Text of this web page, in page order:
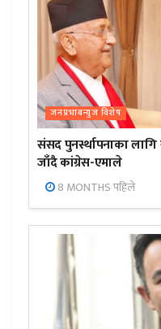
जनप्रभाबन्युज विशेष
संसद पुनर्स्थापनाका
जाँदै कांग्रेस-एमाले
8 MONTHS पहिले